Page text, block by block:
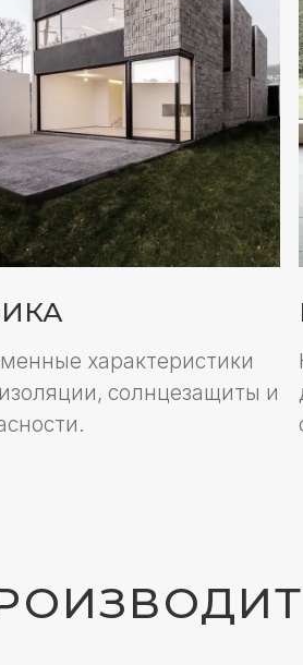
стали.
характеристики
солнцезащиты и
воздействий, устойчивы к